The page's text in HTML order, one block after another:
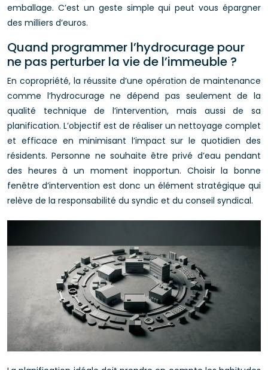
emballage. C’est un geste simple qui peut vous épargner
des milliers d’euros.
Quand programmer l’hydrocurage pour
ne pas perturber la vie de l’immeuble ?
En copropriété, la réussite d’une opération de maintenance
comme l’hydrocurage ne dépend pas seulement de la
qualité technique de l’intervention, mais aussi de sa
planification. L’objectif est de réaliser un nettoyage complet
et efficace en minimisant l’impact sur le quotidien des
résidents. Personne ne souhaite être privé d’eau pendant
des heures à un moment inopportun. Choisir la bonne
fenêtre d’intervention est donc un élément stratégique qui
relève de la responsabilité du syndic et du conseil syndical.